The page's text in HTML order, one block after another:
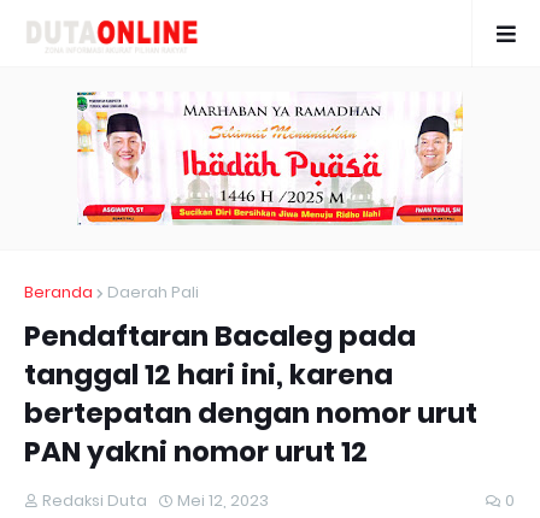
Beranda Daerah Pali
Pendaftaran Bacaleg pada
tanggal 12 hari ini, karena
bertepatan dengan nomor urut
PAN yakni nomor urut 12
Redaksi Duta Mei 12, 2023 0